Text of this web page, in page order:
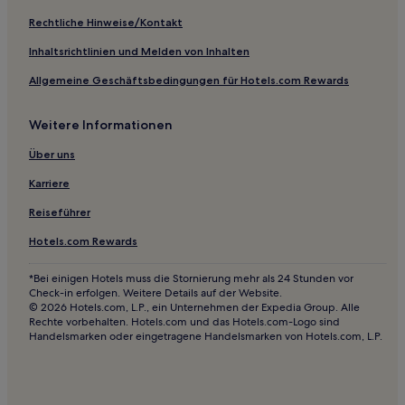
Hotels mit inbegriffenem Frühstück nahe Biblioteksgatan
Luxus nahe Biblioteksgatan
Luxus nahe Lilla Essingen
Familien in Bromma
Familien in Kista Science City
Hotels mit Fitnessbereich in Kista Science City
Hotels mit Parkplatz in Kista Science City
Haustierfreundliche in Järfälla
Hotels mit Parkplatz nahe Drottninggatan
Luxus nahe Drottninggatan
Hotels mit inbegriffenem Frühstück nahe Drottninggatan
Rechtliche Hinweise/Kontakt
Inhaltsrichtlinien und Melden von Inhalten
Allgemeine Geschäftsbedingungen für Hotels.com Rewards
Weitere Informationen
Über uns
Karriere
Reiseführer
Hotels.com Rewards
*Bei einigen Hotels muss die Stornierung mehr als 24 Stunden vor
Check-in erfolgen. Weitere Details auf der Website.
© 2026 Hotels.com, L.P., ein Unternehmen der Expedia Group. Alle
Rechte vorbehalten. Hotels.com und das Hotels.com-Logo sind
Handelsmarken oder eingetragene Handelsmarken von Hotels.com, L.P.